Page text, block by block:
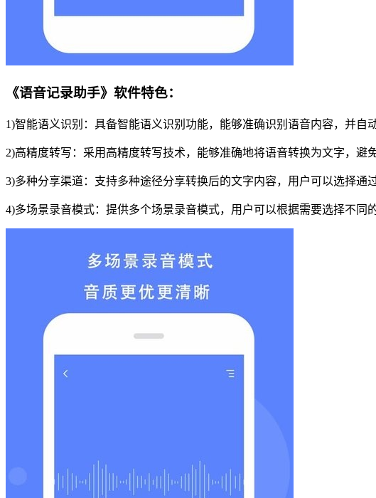
《语音记录助手》软件特色：
1)智能语义识别：具备智能语义识别功能，能够准确识别语音内容，并自
2)高精度转写：采用高精度转写技术，能够准确地将语音转换为文字，避
3)多种分享渠道：支持多种途径分享转换后的文字内容，用户可以选择通过
4)多场景录音模式：提供多个场景录音模式，用户可以根据需要选择不同